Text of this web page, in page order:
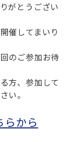
がとうござい
催してまいり
のご参加お待
方、参加して
い。
らから